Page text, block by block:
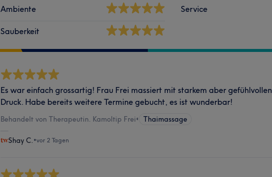
Ambiente
Sauberkeit
Service
Es war einfach grossartig! Frau Frei massiert mit starkem aber gefühlvollen
Druck. Habe bereits weitere Termine gebucht, es ist wunderbar!
Behandelt von Therapeutin. Kamoltip Frei• Thaimassage
Shay C. •vor 2 Tagen